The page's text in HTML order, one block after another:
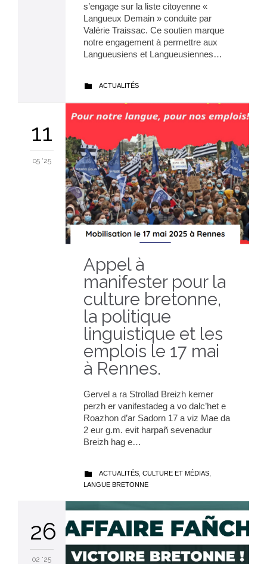
s’engage sur la liste citoyenne «
Langueux Demain » conduite par
Valérie Traissac. Ce soutien marque
notre engagement à permettre aux
Langueusiens et Langueusiennes…
 CATEGORY
ACTUALITÉS
11
05 '25
Appel à
manifester pour la
culture bretonne,
la politique
linguistique et les
emplois le 17 mai
à Rennes.
Gervel a ra Strollad Breizh kemer
perzh er vanifestadeg a vo dalc’het e
Roazhon d’ar Sadorn 17 a viz Mae da
2 eur g.m. evit harpañ sevenadur
Breizh hag e…
 CATEGORY
ACTUALITÉS CULTURE ET MÉDIAS
LANGUE BRETONNE
26
02 '25